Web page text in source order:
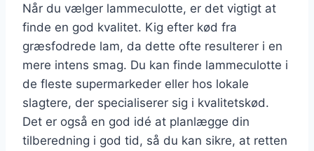
Når du vælger lammeculotte, er det vigtigt at
finde en god kvalitet. Kig efter kød fra
græsfodrede lam, da dette ofte resulterer i en
mere intens smag. Du kan finde lammeculotte i
de fleste supermarkeder eller hos lokale
slagtere, der specialiserer sig i kvalitetskød.
Det er også en god idé at planlægge din
tilberedning i god tid, så du kan sikre, at retten